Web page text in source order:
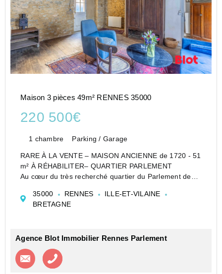
RENNES
(35000)
Maison 3 pièces 49m² RENNES 35000
220 500€
1 chambre Parking / Garage
RARE À LA VENTE – MAISON ANCIENNE de 1720 - 51
m² À RÉHABILITER– QUARTIER PARLEMENT
Au cœur du très recherché quartier du Parlement de
opportunité patrimoniale unique et atypique.
Nichée en fond de cour d'...
35000 RENNES
ILLE-ET-VILAINE
BRETAGNE
Agence Blot Immobilier Rennes Parlement
Contacter l'agence